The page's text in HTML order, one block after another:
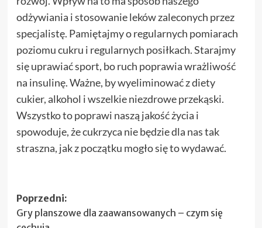
odżywiania i stosowanie leków zaleconych przez
specjalistę. Pamiętajmy o regularnych pomiarach
poziomu cukru i regularnych posiłkach. Starajmy
się uprawiać sport, bo ruch poprawia wrażliwość
na insulinę. Ważne, by wyeliminować z diety
cukier, alkohol i wszelkie niezdrowe przekąski.
Wszystko to poprawi naszą jakość życia i
spowoduje, że cukrzyca nie będzie dla nas tak
straszna, jak z początku mogło się to wydawać.
Zobacz
wpisy
Poprzedni:
Gry planszowe dla zaawansowanych – czym się